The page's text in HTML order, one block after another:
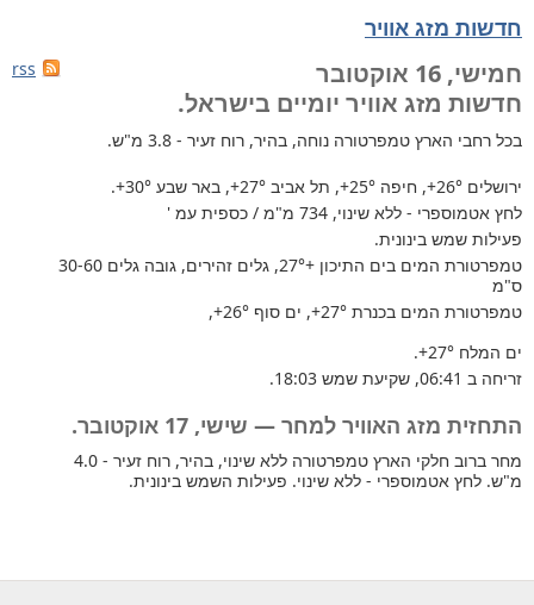
חדשות מזג אוויר
rss
חמישי, 16 אוקטובר
חדשות מזג אוויר יומיים בישראל.
בכל רחבי הארץ טמפרטורה נוחה, בהיר, רוח זעיר - 3.8 מ"ש.
ירושלים +26°, חיפה +25°, תל אביב +27°, באר שבע +30°
.
לחץ אטמוספרי - ללא שינוי, 734 מ"מ / כספית עמ '
פעילות שמש בינונית.
טמפרטורת המים בים התיכון +27°
, גלים זהירים, גובה גלים 30-60
ס"מ
טמפרטורת המים בכנרת +27°, ים סוף +26°
,
ים המלח +27°
.
זריחה ב 06:41, שקיעת שמש 18:03.
התחזית מזג האוויר למחר — שישי, 17 אוקטובר.
מחר ברוב חלקי הארץ טמפרטורה ללא שינוי, בהיר, רוח זעיר - 4.0
מ"ש. לחץ אטמוספרי - ללא שינוי. פעילות השמש בינונית.